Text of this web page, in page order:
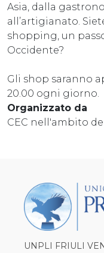
Asia, dalla
all’artigianato.
shopping, un
Occidente?
Gli shop saranno
20.00 ogni giorno.
Organizzato da
CEC nell'ambito
UNPLI FRIULI